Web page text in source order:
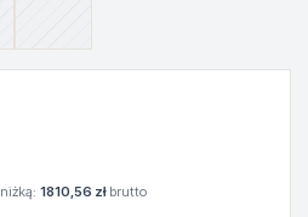
1810,56 złbrutto